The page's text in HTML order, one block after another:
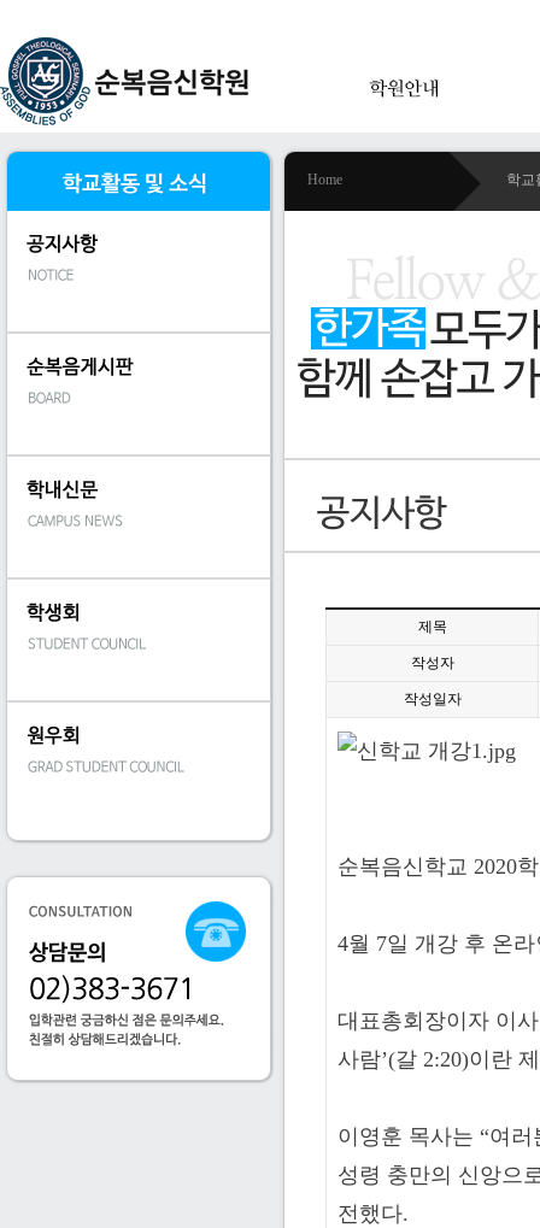
Home 학교
제목
작성자
작성일자
순복음신학교 2020
4월 7일 개강 후 온
대표총회장이자 이
사람’(갈 2:20)이란
이영훈 목사는 “여
성령 충만의 신앙으
전했다.